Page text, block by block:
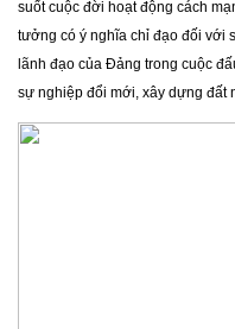
suốt cuộc đời hoạt động cách
tưởng có ý nghĩa chỉ đạo đối với
lãnh đạo của Đảng trong cuộc
sự nghiệp đổi mới, xây dựng đất